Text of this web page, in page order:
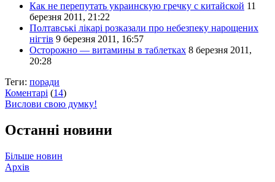
Как не перепутать украинскую гречку с китайской 11
березня 2011, 21:22
Полтавські лікарі розказали про небезпеку нарощених
нігтів 9 березня 2011, 16:57
Осторожно — витамины в таблетках 8 березня 2011,
20:28
Теги: поради
Коментарі (14)
Вислови свою думку!
Останні новини
Більше новин
Архів